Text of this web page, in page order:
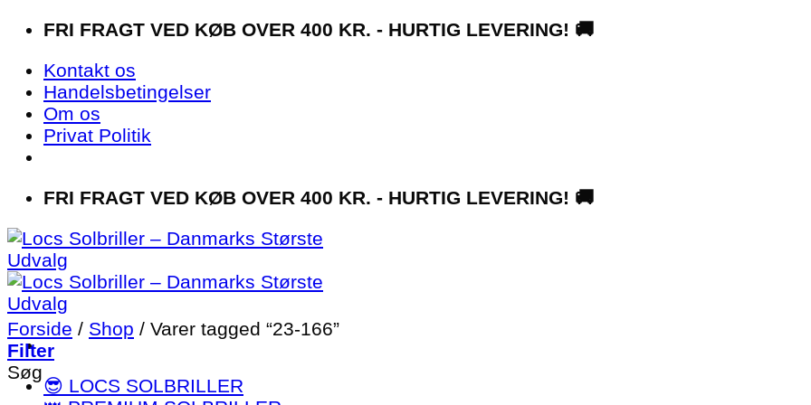
Fortsæt
indhold
FRI FRAGT VED KØB OVER 400 KR. - HURTIG LEVERING! 🚚
Kontakt os
Handelsbetingelser
Om os
Privat Politik
FRI FRAGT VED KØB OVER 400 KR. - HURTIG LEVERING! 🚚
😎 LOCS SOLBRILLER
Forside / Shop / Varer tagged “23-166”
Filter
Søg